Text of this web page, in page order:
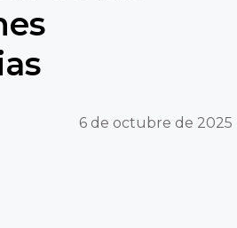
6 de octubre de 2025